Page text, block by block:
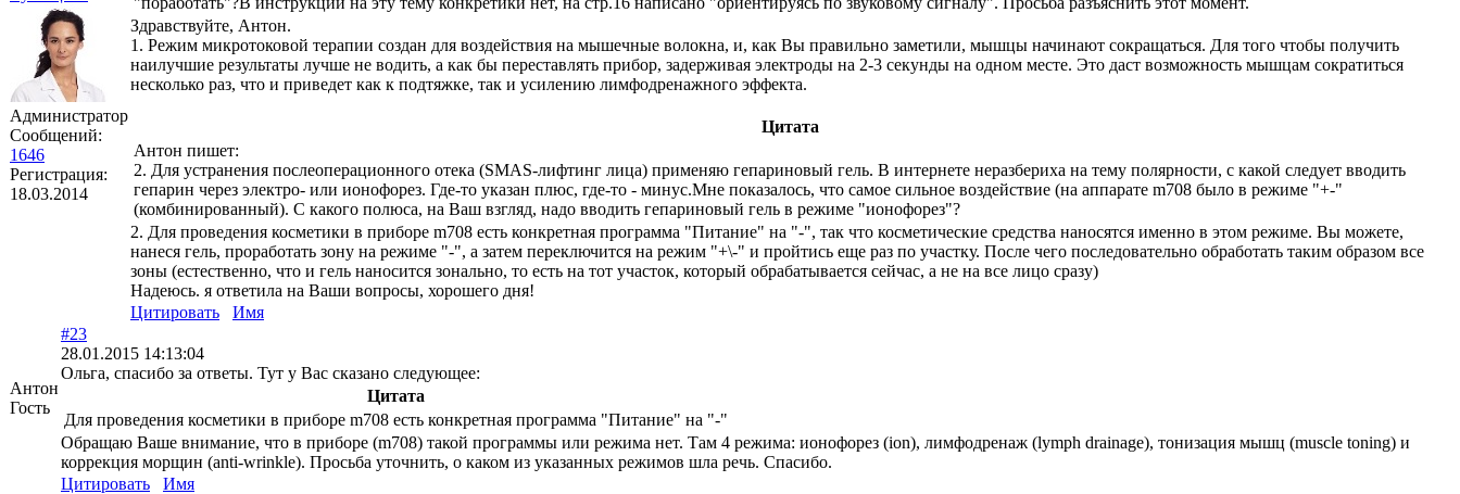
Администратор
Сообщений:
1646
Регистрация:
18.03.2014
Здравствуйте, Антон.
1. Режим микротоковой терапии создан для воздействия на мышечные волокна, и, как Вы правильно заметили, мышцы начинают сокращаться. Для того чтобы получить
наилучшие результаты лучше не водить, а как бы переставлять прибор, задерживая электроды на 2-3 секунды на одном месте. Это даст возможность мышцам сократиться
несколько раз, что и приведет как к подтяжке, так и усилению лимфодренажного эффекта.
Цитата
Антон пишет:
2. Для устранения послеоперационного отека (SMAS-лифтинг лица) применяю гепариновый гель. В интернете неразбериха на тему полярности, с какой следует вводить
гепарин через электро- или ионофорез. Где-то указан плюс, где-то - минус.Мне показалось, что самое сильное воздействие (на аппарате m708 было в режиме "+-"
(комбинированный). С какого полюса, на Ваш взгляд, надо вводить гепариновый гель в режиме "ионофорез"?
2. Для проведения косметики в приборе m708 есть конкретная программа "Питание" на "-", так что косметические средства наносятся именно в этом режиме. Вы можете,
нанеся гель, проработать зону на режиме "-", а затем переключится на режим "+\-" и пройтись еще раз по участку. После чего последовательно обработать таким образом все
зоны (естественно, что и гель наносится зонально, то есть на тот участок, который обрабатывается сейчас, а не на все лицо сразу)
Надеюсь. я ответила на Ваши вопросы, хорошего дня!
Цитировать
Имя
Антон
Гость
#23
28.01.2015 14:13:04
Ольга, спасибо за ответы. Тут у Вас сказано следующее:
Цитата
Для проведения косметики в приборе m708 есть конкретная программа "Питание" на "-"
Обращаю Ваше внимание, что в приборе (m708) такой программы или режима нет. Там 4 режима: ионофорез (ion), лимфодренаж (lymph drainage), тонизация мышц (muscle toning) и
коррекция морщин (anti-wrinkle). Просьба уточнить, о каком из указанных режимов шла речь. Спасибо.
Цитировать
Имя